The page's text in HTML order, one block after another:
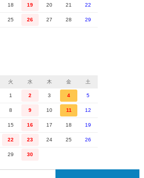
18 19 20 21 22
25 26 27 28 29
火 水 木 金 土
1 2 3 4 5
8 9 10 11 12
15 16 17 18 19
22 23 24 25 26
29 30